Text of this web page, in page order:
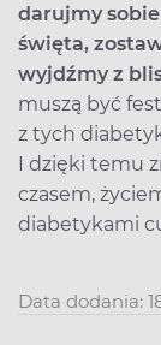
darujmy
święta,
wyjdźmy z
muszą być
z tych
I dzięki temu
czasem,
diabetykami
Data dodania: